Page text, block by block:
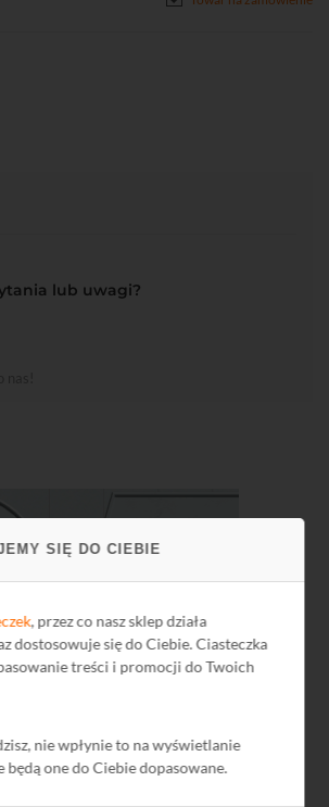
SIĘ DO CIEBIE
, przez co nasz sklep działa
dostosowuje się do Ciebie. Ciasteczka
treści i promocji do Twoich
nie wpłynie to na wyświetlanie
będą one do Ciebie dopasowane.
lub uwagi?